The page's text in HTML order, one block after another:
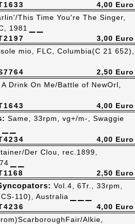
4,00 Euro
This Time You're The Singer,
1981
3,00 Euro
mio, FLC, Columbia(C 21 652),
2,50 Euro
A Drink On Me/Battle of NewOrl,
4,00 Euro
Same, 33rpm, vg+/m-, Swaggie
4,00 Euro
Der Clou, rec.1899,
2,50 Euro
Vol.4, 6Tr., 33rpm,
110), Australia
4,00 Euro
Alkie,